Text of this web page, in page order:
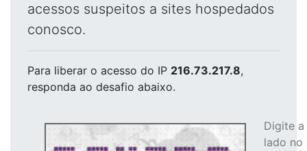
acessos suspeitos a sites hospedados
conosco.
Para liberar o acesso do IP 216.73.217.8,
responda ao desafio abaixo.
Digite
lado no